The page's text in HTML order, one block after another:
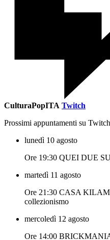
CulturaPopITA Twitch
Prossimi appuntamenti su Twitch
lunedì 10 agosto
Ore 19:30 QUEI DUE
martedì 11 agosto
Ore 21:30 CASA
collezionismo
mercoledì 12 agosto
Ore 14:00